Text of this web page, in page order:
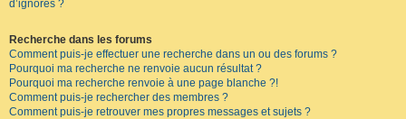
d’ignorés ?
Recherche dans les forums
Comment puis-je effectuer une recherche dans un ou des forums ?
Pourquoi ma recherche ne renvoie aucun résultat ?
Pourquoi ma recherche renvoie à une page blanche ?!
Comment puis-je rechercher des membres ?
Comment puis-je retrouver mes propres messages et sujets ?